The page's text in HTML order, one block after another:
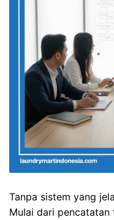
Tanpa sistem yang
Mulai dari pencatatan